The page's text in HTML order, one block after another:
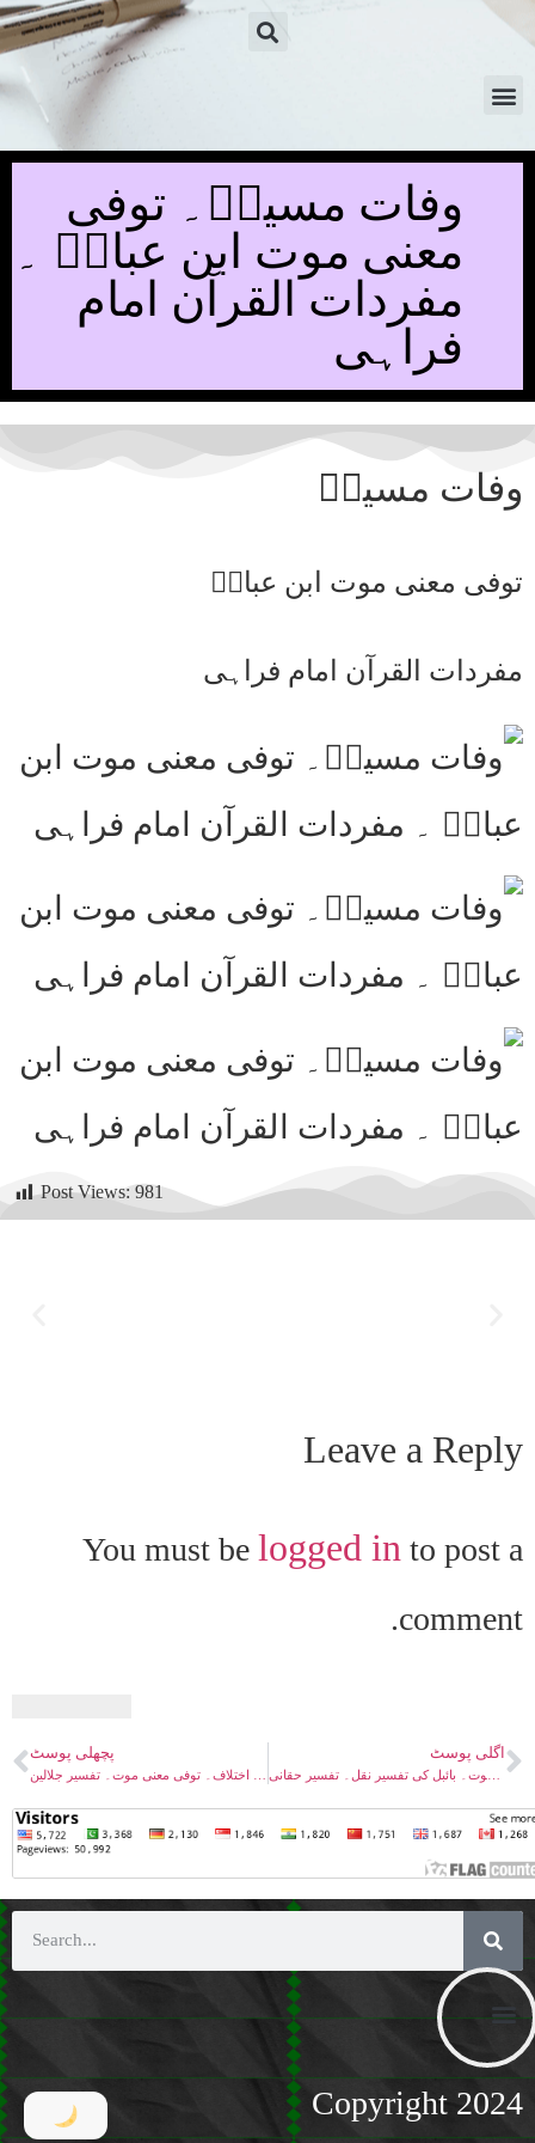
وفات مسیحؑ۔ توفی
معنی موت ابن عباسؒ ۔
مفردات القرآن امام
فراہی
وفات مسیحؑ
توفی معنی موت ابن عباسؒ
مفردات القرآن امام فراہی
Post Views: 981
Leave a Reply
You must be logged in to post a
comment.
پچھلی پوسٹ اگلی پوسٹ
Copyright 2024